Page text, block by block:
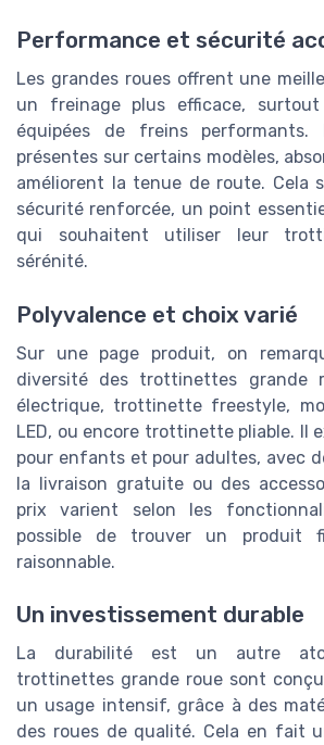
Performance et sécurité
Les grandes roues offrent une
un freinage plus efficace, surtout
équipées de freins performants.
présentes sur certains modèles,
améliorent la tenue de route. Cela
sécurité renforcée, un point
qui souhaitent utiliser leur
sérénité.
Polyvalence et choix varié
Sur une page produit, on
diversité des trottinettes grande
électrique, trottinette freestyle,
LED, ou encore trottinette pliable. Il
pour enfants et pour adultes, avec
la livraison gratuite ou des
prix varient selon les
possible de trouver un produit
raisonnable.
Un investissement durable
La durabilité est un autre
trottinettes grande roue sont
un usage intensif, grâce à des
des roues de qualité. Cela en fait